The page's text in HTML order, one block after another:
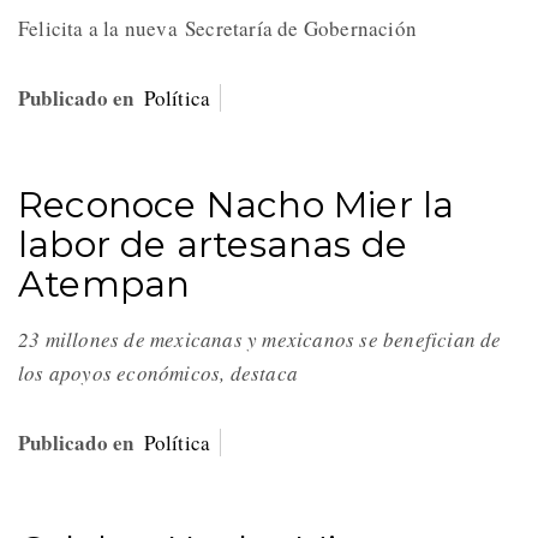
Felicita a la nueva Secretaría de Gobernación
Publicado en Política
Reconoce Nacho Mier la
labor de artesanas de
Atempan
23 millones de mexicanas y mexicanos se benefician de
los apoyos económicos, destaca
Publicado en Política